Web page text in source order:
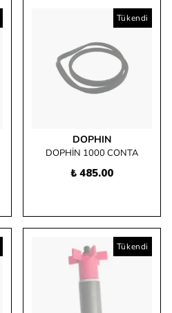
Tükendi
DOPHIN
DOPHİN 1000 CONTA
₺ 485.00
Tükendi